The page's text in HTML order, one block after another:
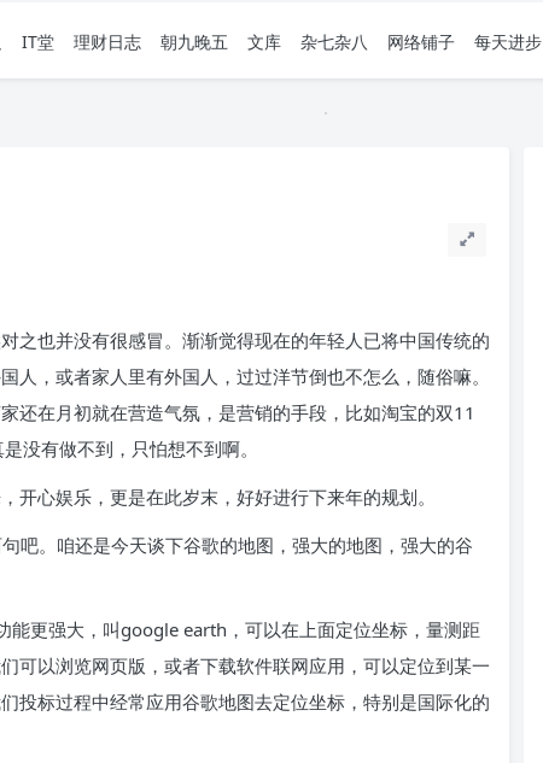
IT堂 理财日志 朝九晚五 文库 杂七杂八 网络铺子 每天进步
之也并没有很感冒。渐渐觉得现在的年轻人已将中国传统的
人，或者家人里有外国人，过过洋节倒也不怎么，随俗嘛。
还在月初就在营造气氛，是营销的手段，比如淘宝的双11
没有做不到，只怕想不到啊。
开心娱乐，更是在此岁末，好好进行下来年的规划。
吧。咱还是今天谈下谷歌的地图，强大的地图，强大的谷
能更强大，叫google earth，可以在上面定位坐标，量测距
可以浏览网页版，或者下载软件联网应用，可以定位到某一
投标过程中经常应用谷歌地图去定位坐标，特别是国际化的